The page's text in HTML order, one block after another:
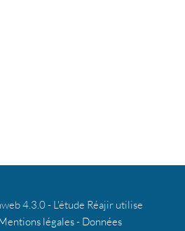
4.3.0 - L'étude Réajir utilise
légales- Données